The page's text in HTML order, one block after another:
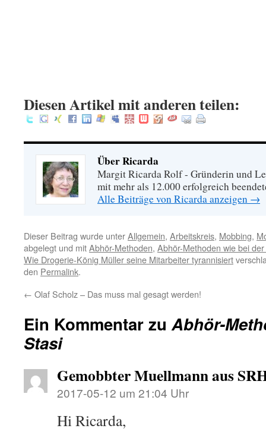
Diesen Artikel mit anderen teilen:
Über Ricarda
Margit Ricarda Rolf - Gründerin und
mit mehr als 12.000 erfolgreich
Alle Beiträge von Ricarda anzeigen →
Dieser Beitrag wurde unterAllgemein, Arbeitskreis, Mobbing,
abgelegt und mitAbhör-Methoden, Abhör-Methoden wie bei
Wie Drogerie-König Müller seine Mitarbeiter tyrannisiert
den Permalink.
← Olaf Scholz – Das muss mal gesagt werden!
Ein Kommentar zuAbhör-
Stasi
Gemobbter Muellmann aus
2017-05-12 um 21:04 Uhr
Hi Ricarda,